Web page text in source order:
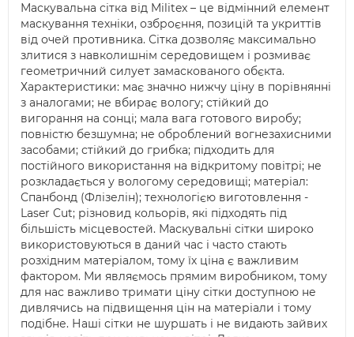
Маскувальна сітка від Militex – це відмінний елемент
маскування техніки, озброєння, позицій та укриттів
від очей противника. Сітка дозволяє максимально
злитися з навколишнім середовищем і розмиває
геометричний силует замаскованого обєкта.
Характеристики: має значно нижчу ціну в порівнянні
з аналогами; не вбирає вологу; стійкий до
вигорання на сонці; мала вага готового виробу;
повністю безшумна; не оброблений вогнезахисними
засобами; стійкий до грибка; підходить для
постійного використання на відкритому повітрі; не
розкладається у вологому середовищі; матеріал:
Спанбонд (Флізелін); технологією виготовлення -
Laser Cut; різновид кольорів, які підходять під
більшість місцевостей. Маскувальні сітки широко
використовуються в даний час і часто стають
розхідним матеріалом, тому їх ціна є важливим
фактором. Ми являємось прямим виробником, тому
для нас важливо тримати ціну сітки доступною не
дивлячись на підвищення цін на матеріали і тому
подібне. Наші сітки не шуршать і не видають зайвих